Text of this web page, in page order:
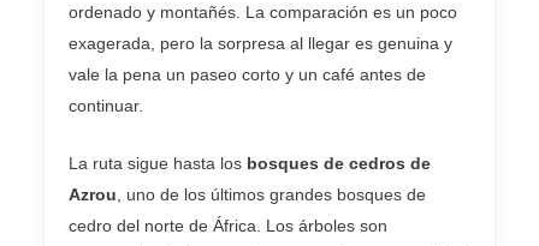
ordenado y montañés. La comparación es un poco
exagerada, pero la sorpresa al llegar es genuina y
vale la pena un paseo corto y un café antes de
continuar.
La ruta sigue hasta los bosques de cedros de
Azrou, uno de los últimos grandes bosques de
cedro del norte de África. Los árboles son